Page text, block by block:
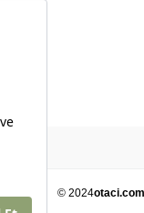
© 2024otaci.com